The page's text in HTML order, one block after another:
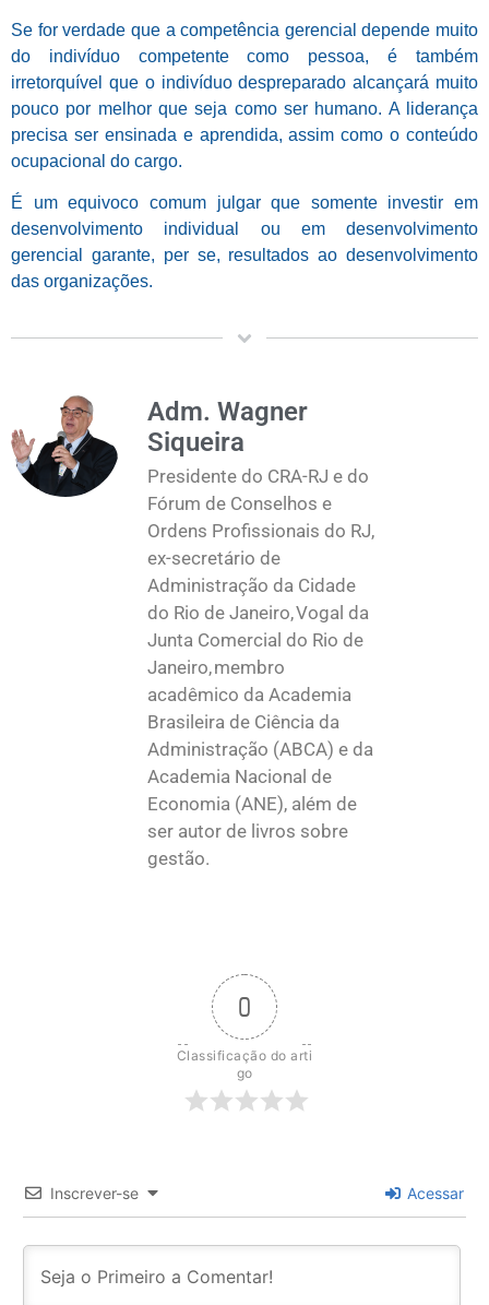
Se for verdade que a competência gerencial depende muito
do indivíduo competente como pessoa, é também
irretorquível que o indivíduo despreparado alcançará muito
pouco por melhor que seja como ser humano. A liderança
precisa ser ensinada e aprendida, assim como o conteúdo
ocupacional do cargo.
É um equivoco comum julgar que somente investir em
desenvolvimento individual ou em desenvolvimento
gerencial garante, per se, resultados ao desenvolvimento
das organizações.
Adm. Wagner
Siqueira
Presidente do CRA-RJ e do
Fórum de Conselhos e
Ordens Profissionais do RJ,
ex-secretário de
Administração da Cidade
do Rio de Janeiro, Vogal da
Junta Comercial do Rio de
Janeiro, membro
acadêmico da Academia
Brasileira de Ciência da
Administração (ABCA) e da
Academia Nacional de
Economia (ANE), além de
ser autor de livros sobre
gestão.
0
Classificação do arti
go
Inscrever-se Acessar